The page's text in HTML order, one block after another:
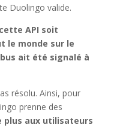
Duolingo valide.
API soit
le monde sur le
ait été signalé à
résolu. Ainsi, pour
prenne des
plus aux utilisateurs